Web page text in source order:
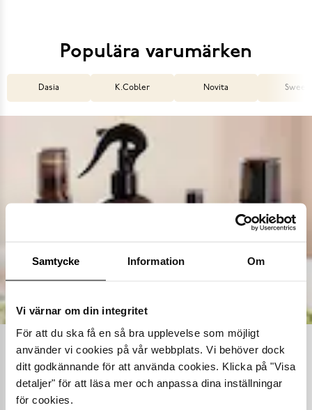
Samtycke Information Om
Vi värnar om din integritet
För att du ska få en så bra upplevelse som möjligt
använder vi cookies på vår webbplats. Vi behöver dock
ditt godkännande för att använda cookies. Klicka på "Visa
detaljer" för att läsa mer och anpassa dina inställningar
för cookies.
Populära varumärken
Dasia K.Cobler Novita
Ta hand om dina skor
Våra noggrant utvalda skovårdsprodukter är skapade för att
förlänga livslängden på dina skor samtidigt som de behåller